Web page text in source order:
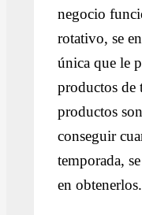
negocio
rotativo, se
única que le
productos de
productos
conseguir
temporada,
en obtenerlos.